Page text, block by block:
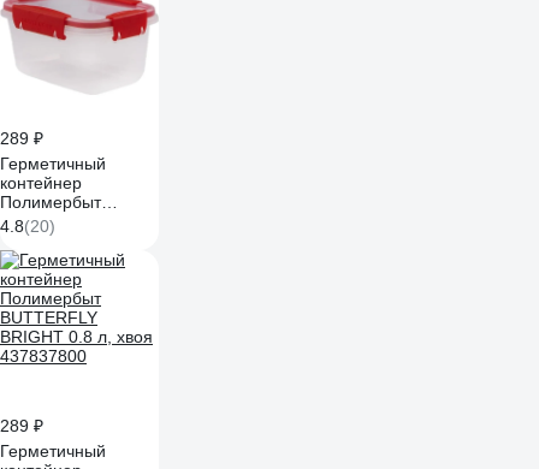
289 ₽
Герметичный
контейнер
Полимербыт
BUTTERFLY
BRIGHT 0.75 л,
красный 437825900
4.8(20)
289 ₽
Герметичный